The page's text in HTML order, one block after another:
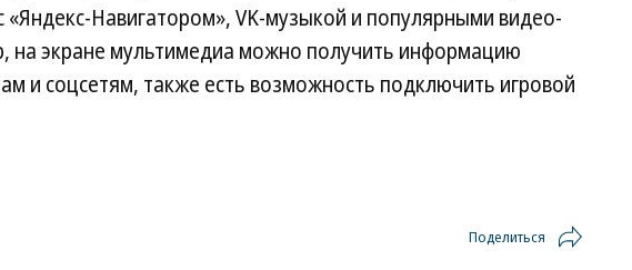
«Яндекс-Навигатором», VK-музыкой и популярными видео-
на экране мультимедиа можно получить информацию
и соцсетям, также есть возможность подключить игровой
Поделиться